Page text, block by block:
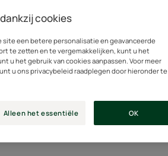
cookies
een betere personalisatie en geavanceerde
te zetten en te vergemakkelijken, kunt u het
u het gebruik van cookies aanpassen. Voor meer
u ons privacybeleid raadplegen door hieronder te
Alleen het essentiële OK